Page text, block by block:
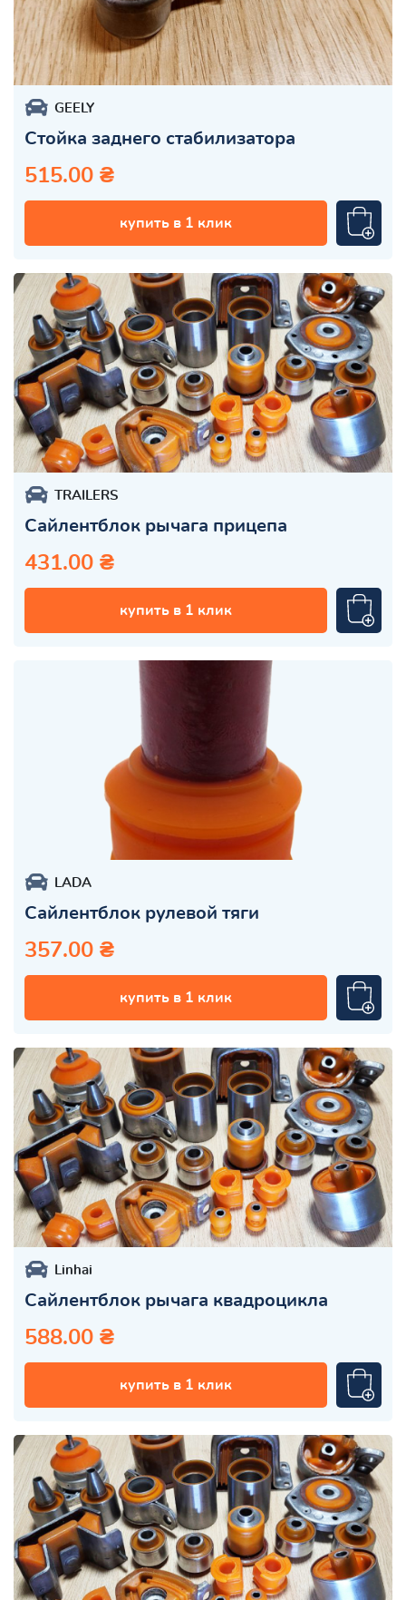
GEELY
Стойка заднего стабилизатора
515.00 ₴
купить в 1 клик
TRAILERS
Сайлентблок рычага прицепа
431.00 ₴
купить в 1 клик
LADA
Сайлентблок рулевой тяги
357.00 ₴
купить в 1 клик
Linhai
Сайлентблок рычага квадроцикла
588.00 ₴
купить в 1 клик